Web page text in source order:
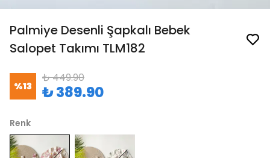
Palmiye Desenli Şapkalı Bebek
Salopet Takımı TLM182
%13
₺ 449.90
₺ 389.90
Renk